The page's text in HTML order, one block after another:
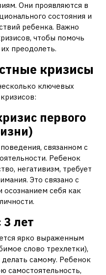
Они проявляются в
состояния и
ребенка. Важно
чтобы помочь
преодолеть.
кризисы
ключевых
первого
связанном с
Ребенок
негативизм, требует
Это связано с
осознанием себя как
3 лет
ярко выраженным
слово трехлетки),
самому. Ребенок
самостоятельность,